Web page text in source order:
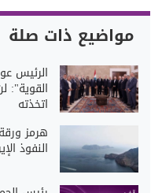
مواضيع ذات صلة
الرئيس
القوية":
اتخذته
هرمز
النفوذ